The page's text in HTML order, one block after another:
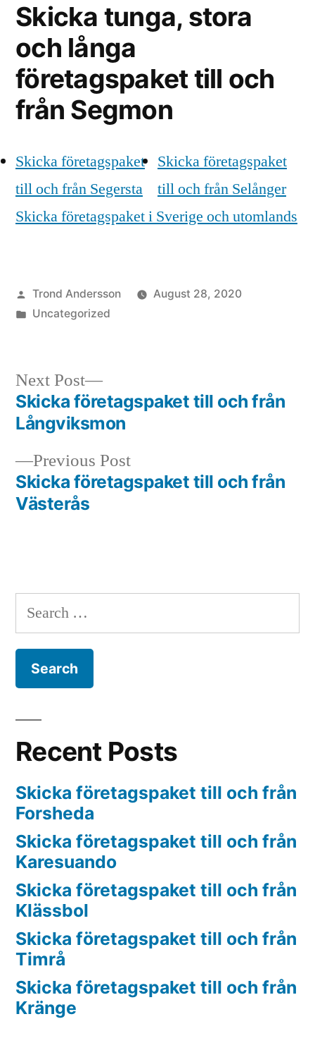
Skicka tunga, stora
och långa
företagspaket till och
från Segmon
Skicka företagspaket
till och från Segersta
Skicka företagspaket
till och från Selånger
Skicka företagspaket i Sverige och utomlands
Posted
by
Trond Andersson
August 28, 2020
Posted
Uncategorized
Post
navigation
Previous PostPrevious
post:
Skicka företagspaket till och från
Västerås
Next Post
Next
post:
Skicka företagspaket till och från
Långviksmon
Search
for:
Recent Posts
Skicka företagspaket till och från
Forsheda
Skicka företagspaket till och från
Karesuando
Skicka företagspaket till och från
Klässbol
Skicka företagspaket till och från
Timrå
Skicka företagspaket till och från
Kränge